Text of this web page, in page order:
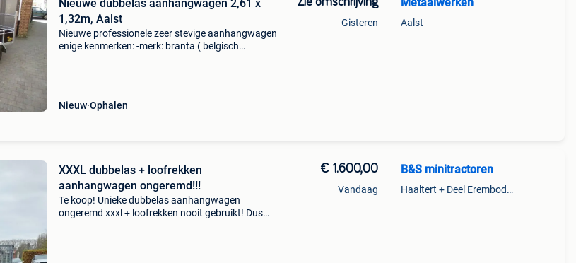
Nieuwe dubbelas aanhangwagen 2,61 x
1,32m, Aalst
Nieuwe professionele zeer stevige aanhangwagen
enige kenmerken: -merk: branta ( belgisch
Nieuw Ophalen
Gisteren Aalst
XXXL dubbelas + loofrekken
aanhangwagen ongeremd!!!
Te koop! Unieke dubbelas aanhangwagen
ongeremd xxxl + loofrekken nooit gebruikt! Dus
€ 1.600,00
Vandaag
B&S minitractoren
Haaltert + Deel Erembodegem